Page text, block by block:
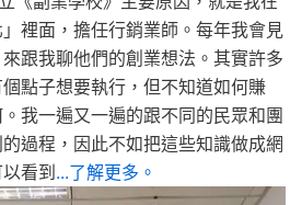
裡面，擔任行銷業師。每年我會見
跟我聊他們的創業想法。其實許多
點子想要執行，但不知道如何賺
我一遍又一遍的跟不同的民眾和團
過程，因此不如把這些知識做成網
看到 ...了解更多。